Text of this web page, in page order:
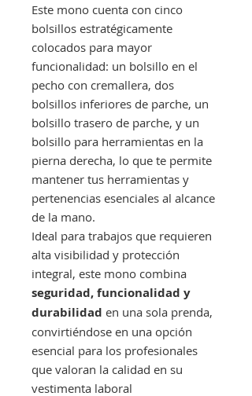
Este mono cuenta con cinco
bolsillos estratégicamente
colocados para mayor
funcionalidad: un bolsillo en el
pecho con cremallera, dos
bolsillos inferiores de parche, un
bolsillo trasero de parche, y un
bolsillo para herramientas en la
pierna derecha, lo que te permite
mantener tus herramientas y
pertenencias esenciales al alcance
de la mano.
Ideal para trabajos que requieren
alta visibilidad y protección
integral, este mono combina
seguridad, funcionalidad y
durabilidad en una sola prenda,
convirtiéndose en una opción
esencial para los profesionales
que valoran la calidad en su
vestimenta laboral